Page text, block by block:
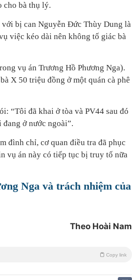
cho bà thụ lý.
bị can Nguyễn Đức Thùy Dung là
việc kéo dài nên không tố giác bà
vụ án Trương Hồ Phương Nga).
X 50 triệu đồng ở một quán cà phê
“Tôi đã khai ở tòa và PV44 sau đó
ở nước ngoài”.
đình chỉ, cơ quan điều tra đã phục
vụ án này có tiếp tục bị truy tố nữa
Nga và trách nhiệm của
Theo Hoài Nam
Copy link